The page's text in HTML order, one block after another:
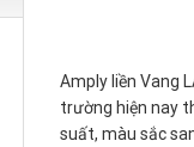
Amply liền Vang
trường hiện nay
suất, màu sắc